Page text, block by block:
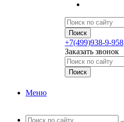
+7(499)938-9-958
Заказать звонок
Меню